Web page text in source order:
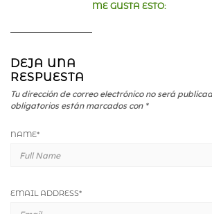
ME GUSTA ESTO:
DEJA UNA
RESPUESTA
Tu dirección de correo electrónico no será
obligatorios están marcados con *
NAME*
EMAIL ADDRESS*